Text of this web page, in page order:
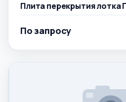
Плита перекрытия лотка
По запросу